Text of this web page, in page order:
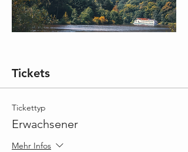
Tickets
Tickettyp
Erwachsener
Mehr Infos